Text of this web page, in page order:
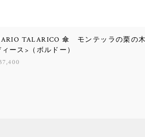
TALARICO 傘 モンテッラの栗の
ース>（ボルドー）